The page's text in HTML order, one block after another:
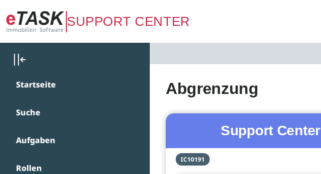
Zum Hauptinhalt springen
SUPPORT CENTER
Startseite
Suche
Aufgaben
Rollen
Abgrenzung
Support Center
IC10191